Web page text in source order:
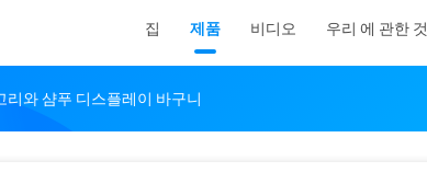
집 제품 비디오 우리 에 관한 것
리와 샴푸 디스플레이 바구니